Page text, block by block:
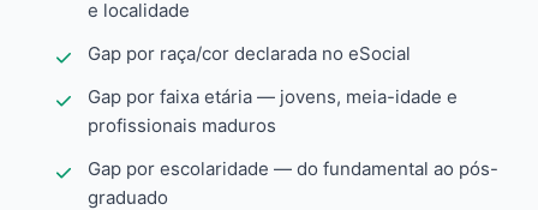
e localidade
Gap por raça/cor declarada no eSocial
Gap por faixa etária — jovens, meia-idade e
profissionais maduros
Gap por escolaridade — do fundamental ao pós-
graduado